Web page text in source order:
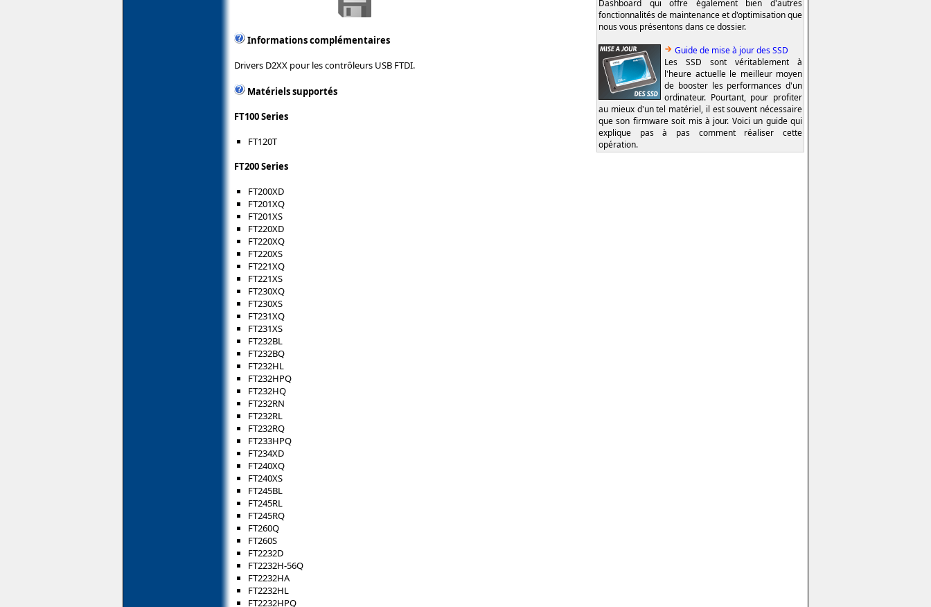
Informations complémentaires
Drivers D2XX pour les contrôleurs USB FTDI.
Matériels supportés
FT100 Series
FT120T
FT200 Series
FT200XD
FT201XQ
FT201XS
FT220XD
FT220XQ
FT220XS
FT221XQ
FT221XS
FT230XQ
FT230XS
FT231XQ
FT231XS
FT232BL
FT232BQ
FT232HL
FT232HPQ
FT232HQ
FT232RN
FT232RL
FT232RQ
FT233HPQ
FT234XD
FT240XQ
FT240XS
FT245BL
FT245RL
FT245RQ
FT260Q
FT260S
FT2232D
FT2232H-56Q
FT2232HA
FT2232HL
FT2232HPQ
Dashboard qui offre également bien d'autres
fonctionnalités de maintenance et d'optimisation que
nous vous présentons dans ce dossier.
Guide de mise à jour des SSD
Les SSD sont véritablement à
l'heure actuelle le meilleur moyen
de booster les performances d'un
ordinateur. Pourtant, pour profiter
au mieux d'un tel matériel, il est souvent nécessaire
que son firmware soit mis à jour. Voici un guide qui
explique pas à pas comment réaliser cette
opération.